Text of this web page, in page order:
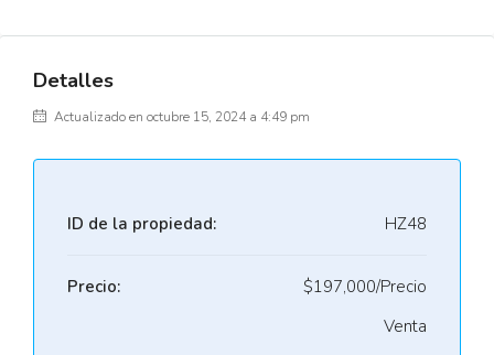
Detalles
Actualizado en octubre 15, 2024 a 4:49 pm
ID de la propiedad: HZ48
Precio:
$197,000/Precio
Venta